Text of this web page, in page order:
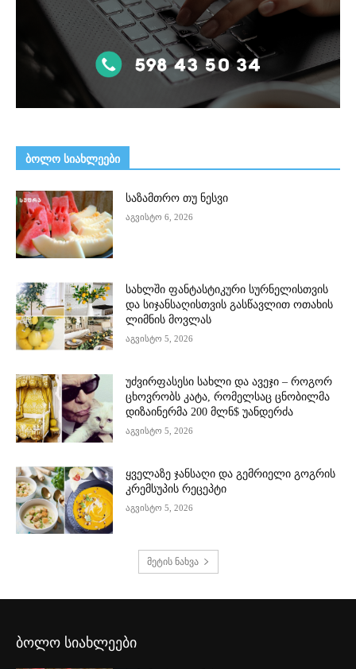
ᲑᲝᲚᲝ ᲡᲘᲐᲮᲚᲔᲔᲑᲘ
საზამთრო თუ ნესვი
აგვისტო 6, 2026
სახლში ფანტასტიკური სურნელისთვის
და სიჯანსაღისთვის გასწავლით ოთახის
ლიმნის მოვლას
აგვისტო 5, 2026
უძვირფასესი სახლი და ავეჯი – როგორ
ცხოვრობს კატა, რომელსაც ცნობილმა
დიზაინერმა 200 მლნ$ უანდერძა
აგვისტო 5, 2026
ყველაზე ჯანსაღი და გემრიელი გოგრის
კრემსუპის რეცეპტი
აგვისტო 5, 2026
მეტის ნახვა
ბოლო სიახლეები